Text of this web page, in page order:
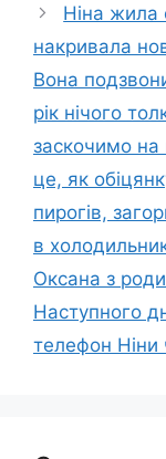
Ніна жила
накривала
Вона
рік нічого
заскочимо на
це, як
пирогів,
в
Оксана з
Наступного
телефон